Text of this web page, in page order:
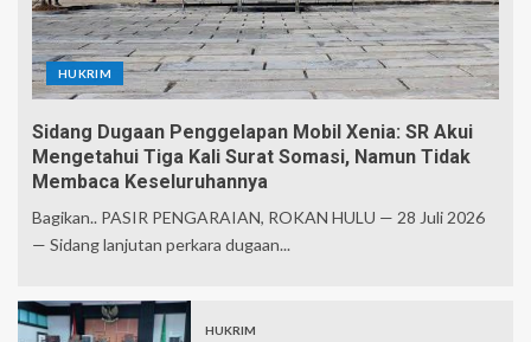
HUKRIM
Sidang Dugaan Penggelapan Mobil Xenia: SR Akui
Mengetahui Tiga Kali Surat Somasi, Namun Tidak
Membaca Keseluruhannya
Bagikan.. PASIR PENGARAIAN, ROKAN HULU — 28 Juli 2026
— Sidang lanjutan perkara dugaan...
HUKRIM